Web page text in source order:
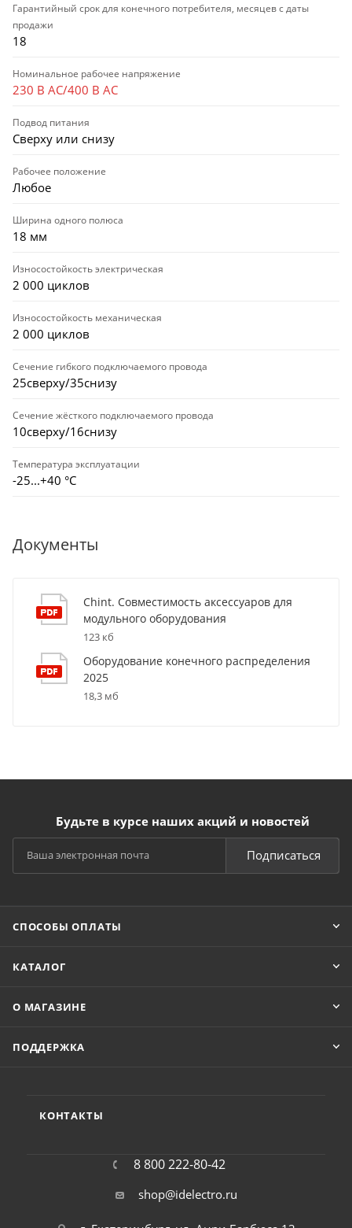
Гарантийный срок для конечного потребителя, месяцев с даты
продажи
18
Номинальное рабочее напряжение
230 В AC/400 В AC
Подвод питания
Сверху или снизу
Рабочее положение
Любое
Ширина одного полюса
18 мм
Износостойкость электрическая
2 000 циклов
Износостойкость механическая
2 000 циклов
Сечение гибкого подключаемого провода
25сверху/35снизу
Сечение жёсткого подключаемого провода
10сверху/16снизу
Температура эксплуатации
-25...+40 °С
Документы
Chint. Совместимость аксессуаров для
модульного оборудования
123 кб
Оборудование конечного распределения
2025
18,3 мб
Будьте в курсе наших акций и новостей
Подписаться
СПОСОБЫ ОПЛАТЫ
КАТАЛОГ
О МАГАЗИНЕ
ПОДДЕРЖКА
КОНТАКТЫ
8 800 222-80-42
shop@idelectro.ru